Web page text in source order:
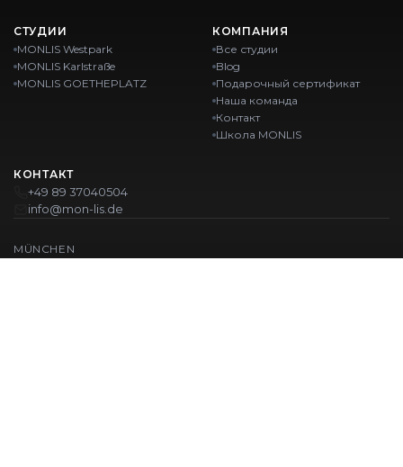
СТУДИИ
MONLIS Westpark
MONLIS Karlstraße
MONLIS GOETHEPLATZ
КОМПАНИЯ
Все студии
Blog
Подарочный сертификат
Наша команда
Контакт
Школа MONLIS
КОНТАКТ
+49 89 37040504
info@mon-lis.de
MÜNCHEN